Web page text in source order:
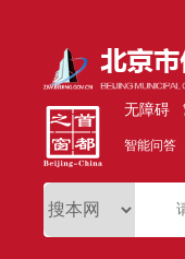
无障碍
智能问答